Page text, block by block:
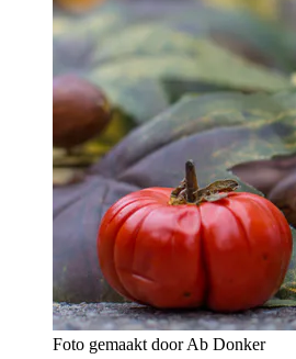
Foto gemaakt door Ab Donker